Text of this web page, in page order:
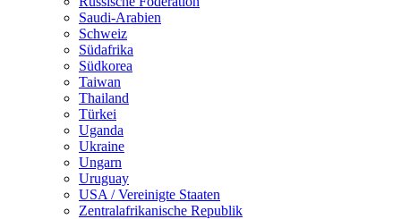
Saudi-Arabien
Schweiz
Südafrika
Südkorea
Taiwan
Thailand
Türkei
Uganda
Ukraine
Ungarn
Uruguay
USA / Vereinigte Staaten
Zentralafrikanische Republik